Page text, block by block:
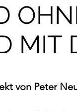
MIT
von Peter